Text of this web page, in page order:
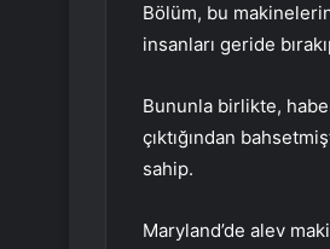
Bölüm, bu
insanları geride
Bununla birlikte,
çıktığından
sahip.
Maryland’de alev